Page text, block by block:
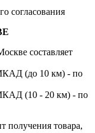
согласования
составляет
(до 10 км) - по
(10 - 20 км) - по
получения товара,